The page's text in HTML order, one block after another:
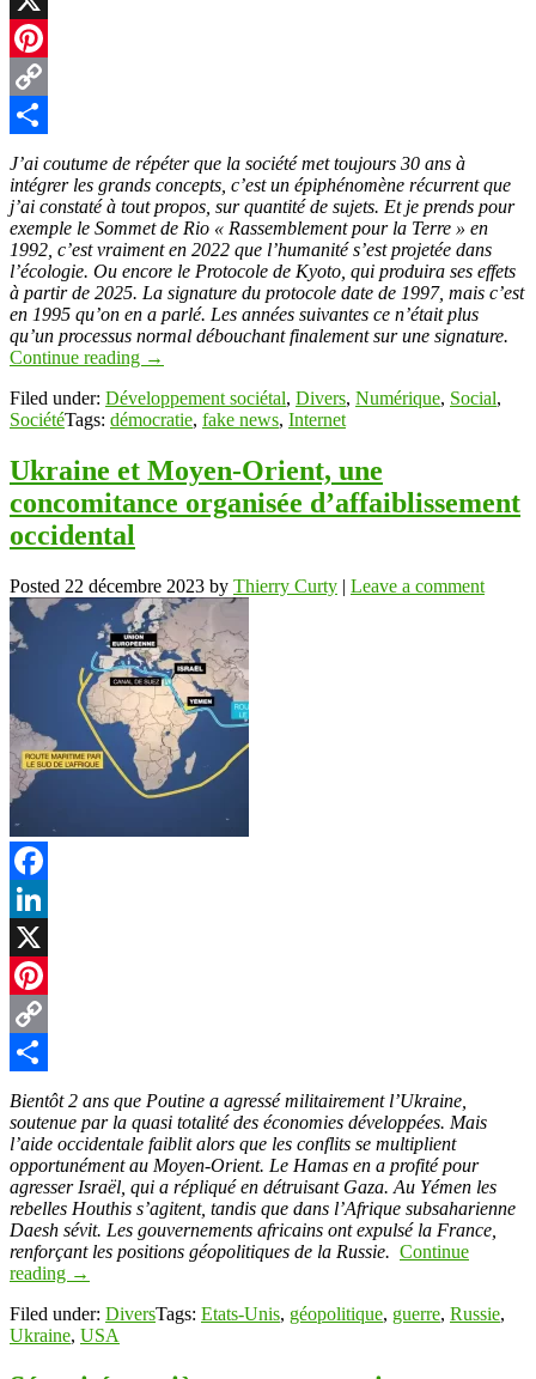
X
Pinterest
Copy
Link
Partager
J’ai coutume de répéter que la société met toujours 30 ans à
intégrer les grands concepts, c’est un épiphénomène récurrent que
j’ai constaté à tout propos, sur quantité de sujets. Et je prends pour
exemple le Sommet de Rio « Rassemblement pour la Terre » en
1992, c’est vraiment en 2022 que l’humanité s’est projetée dans
l’écologie. Ou encore le Protocole de Kyoto, qui produira ses effets
à partir de 2025. La signature du protocole date de 1997, mais c’est
en 1995 qu’on en a parlé. Les années suivantes ce n’était plus
qu’un processus normal débouchant finalement sur une signature.
Continue reading →
Filed under: Développement sociétal, Divers, Numérique, Social,
SociétéTags: démocratie, fake news, Internet
Ukraine et Moyen-Orient, une
concomitance organisée d’affaiblissement
occidental
Posted 22 décembre 2023 by Thierry Curty | Leave a comment
Facebook
LinkedIn
X
Pinterest
Copy
Link
Partager
Bientôt 2 ans que Poutine a agressé militairement l’Ukraine,
soutenue par la quasi totalité des économies développées. Mais
l’aide occidentale faiblit alors que les conflits se multiplient
opportunément au Moyen-Orient. Le Hamas en a profité pour
agresser Israël, qui a répliqué en détruisant Gaza. Au Yémen les
rebelles Houthis s’agitent, tandis que dans l’Afrique subsaharienne
Daesh sévit. Les gouvernements africains ont expulsé la France,
renforçant les positions géopolitiques de la Russie. Continue
reading →
Filed under: DiversTags: Etats-Unis, géopolitique, guerre, Russie,
Ukraine, USA